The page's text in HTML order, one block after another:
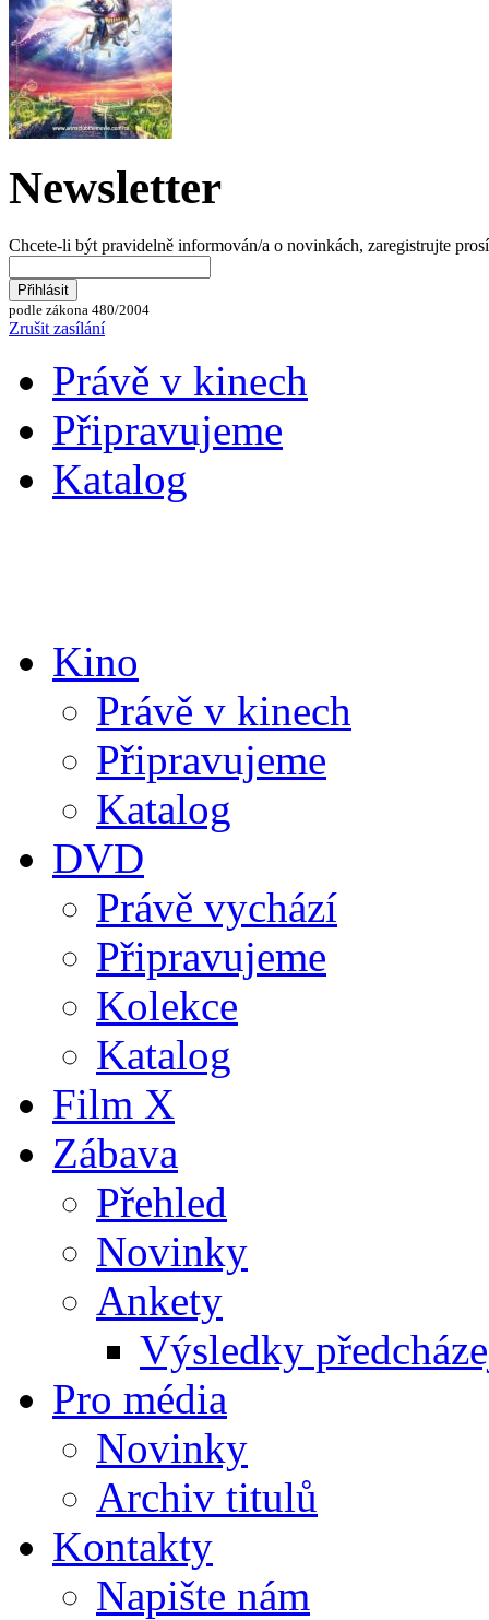
Newsletter
Chcete-li být pravidelně informován/a o novinkách, zaregistrujte
podle zákona 480/2004
Zrušit zasílání
Právě v kinech
Připravujeme
Katalog
Kino
Právě v kinech
Připravujeme
Katalog
DVD
Právě vychází
Připravujeme
Kolekce
Katalog
Film X
Zábava
Přehled
Novinky
Ankety
Výsledky
Pro média
Novinky
Archiv titulů
Kontakty
Napište nám